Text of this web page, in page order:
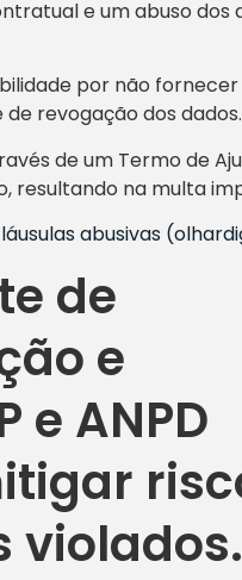
e um abuso dos
por não
revogação dos dados.
de um Termo de
resultando na multa
abusivas
de
e
e ANPD
violados.